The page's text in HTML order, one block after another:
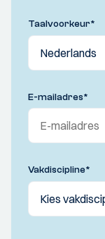
Taalvoorkeur*
E-mailadres*
Vakdiscipline*